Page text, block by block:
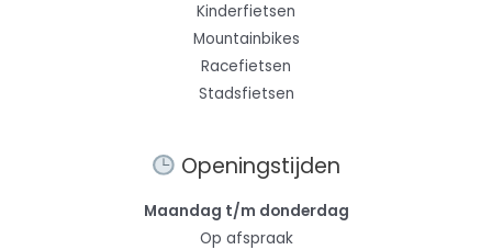
Kinderfietsen
Mountainbikes
Racefietsen
Stadsfietsen
Openingstijden
Maandag t/m donderdag
Op afspraak